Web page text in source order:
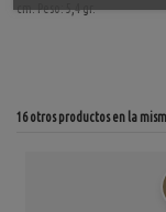
cm. Peso: 5,4 gr.
16 otros productos en la